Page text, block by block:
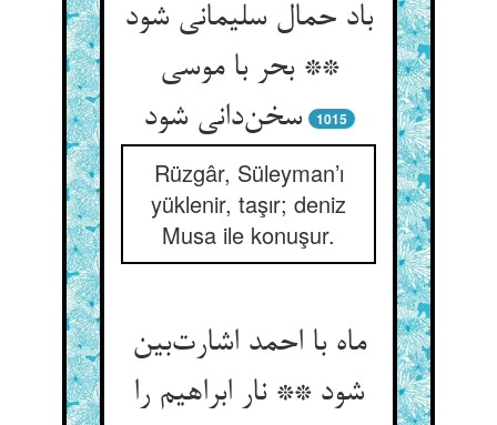
باد حمال سلیمانی شود
** بحر با موسی
سخن‌دانی شود
1015
Rüzgâr, Süleyman’ı
yüklenir, taşır; deniz
Musa ile konuşur.
ماه با احمد اشارت‌بین
شود ** نار ابراهیم را